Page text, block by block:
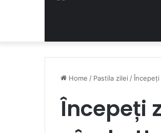
Home / Pastila zilei /
Începeți